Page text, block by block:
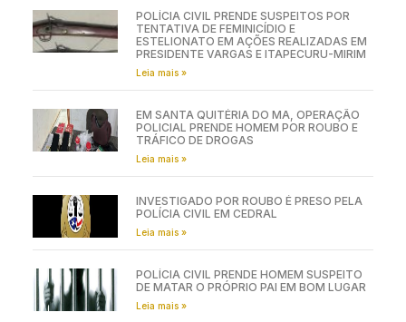
POLÍCIA CIVIL PRENDE SUSPEITOS POR
TENTATIVA DE FEMINICÍDIO E
ESTELIONATO EM AÇÕES REALIZADAS EM
PRESIDENTE VARGAS E ITAPECURU-MIRIM
Leia mais »
EM SANTA QUITÉRIA DO MA, OPERAÇÃO
POLICIAL PRENDE HOMEM POR ROUBO E
TRÁFICO DE DROGAS
Leia mais »
INVESTIGADO POR ROUBO É PRESO PELA
POLÍCIA CIVIL EM CEDRAL
Leia mais »
POLÍCIA CIVIL PRENDE HOMEM SUSPEITO
DE MATAR O PRÓPRIO PAI EM BOM LUGAR
Leia mais »